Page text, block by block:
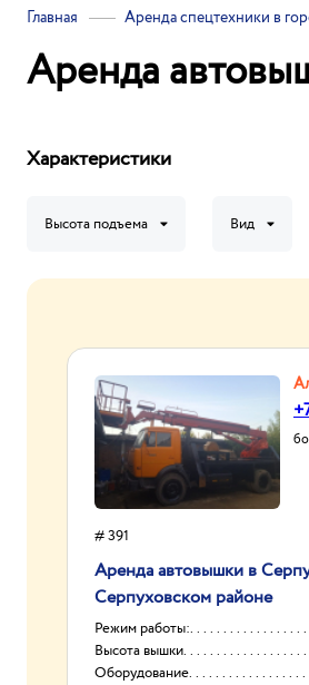
Главная Аренда спецтехники в
Аренда
Характеристики
Высота подъема Вид
# 391
Аренда автовышки в
Серпуховском районе
Режим работы:
Высота вышки
Оборудование